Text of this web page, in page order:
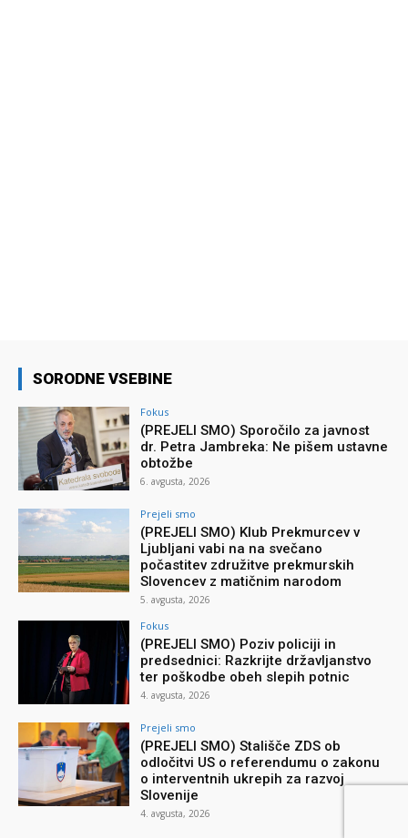
SORODNE VSEBINE
Fokus
(PREJELI SMO) Sporočilo za javnost
dr. Petra Jambreka: Ne pišem ustavne
obtožbe
6. avgusta, 2026
Prejeli smo
(PREJELI SMO) Klub Prekmurcev v
Ljubljani vabi na na svečano
počastitev združitve prekmurskih
Slovencev z matičnim narodom
5. avgusta, 2026
Fokus
(PREJELI SMO) Poziv policiji in
predsednici: Razkrijte državljanstvo
ter poškodbe obeh slepih potnic
4. avgusta, 2026
Prejeli smo
(PREJELI SMO) Stališče ZDS ob
odločitvi US o referendumu o zakonu
o interventnih ukrepih za razvoj
Slovenije
4. avgusta, 2026